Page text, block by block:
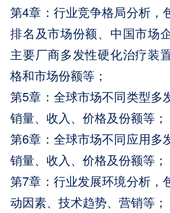
第4章：行业竞争格局分析，
排名及市场份额、中国市场
主要厂商多发性硬化治疗装
格和市场份额等；
第5章：全球市场不同类型多
销量、收入、价格及份额等；
第6章：全球市场不同应用多
销量、收入、价格及份额等；
第7章：行业发展环境分析，
动因素、技术趋势、营销等；